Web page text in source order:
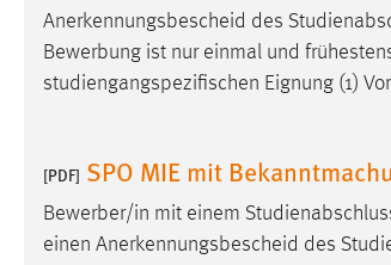
Anerkennungsbescheid des
Bewerbung ist nur einmal und
studiengangspezifischen Eignung (1)
[PDF] SPO MIE mit
Bewerber/in mit einem
einen Anerkennungsbescheid des
Facebook
Zweck: Conversion-Tracking
Cookie Laufzeit:
EXTERNE MEDIEN
Um Inhalte von Videoplattformen und